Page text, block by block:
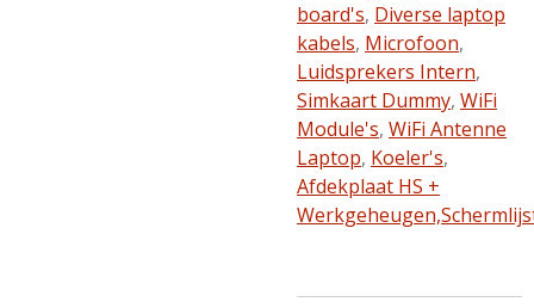
board's, Diverse laptop
kabels, Microfoon,
Luidsprekers Intern,
Simkaart Dummy, WiFi
Module's, WiFi Antenne
Laptop, Koeler's,
Afdekplaat HS +
Werkgeheugen,